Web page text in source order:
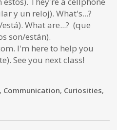
y un reloj). What's...?
What are...? (que
son/están).
I'm here to help you
See you next class!
, Communication, Curiosities,